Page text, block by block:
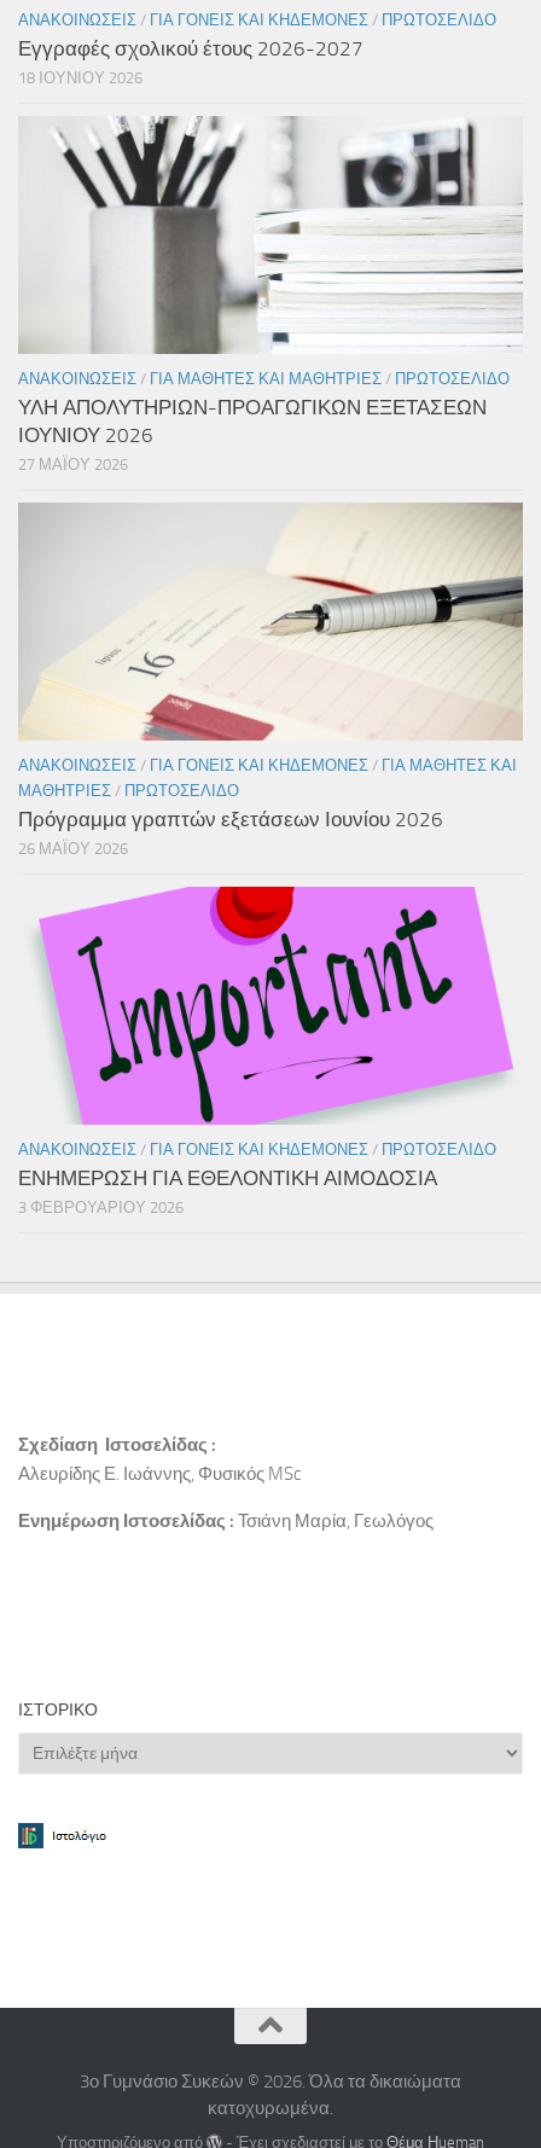
ΑΝΑΚΟΙΝΏΣΕΙΣ / ΓΙΑ ΓΟΝΕΊΣ ΚΑΙ ΚΗΔΕΜΌΝΕΣ / ΠΡΩΤΟΣΈΛΙΔΟ
Εγγραφές σχολικού έτους 2026-2027
18 ΙΟΥΝΊΟΥ 2026
ΑΝΑΚΟΙΝΏΣΕΙΣ / ΓΙΑ ΜΑΘΗΤΈΣ ΚΑΙ ΜΑΘΉΤΡΙΕΣ / ΠΡΩΤΟΣΈΛΙΔΟ
ΥΛΗ ΑΠΟΛΥΤΗΡΙΩΝ-ΠΡΟΑΓΩΓΙΚΩΝ ΕΞΕΤΑΣΕΩΝ
ΙΟΥΝΙΟΥ 2026
27 ΜΑΪ́ΟΥ 2026
ΑΝΑΚΟΙΝΏΣΕΙΣ / ΓΙΑ ΓΟΝΕΊΣ ΚΑΙ ΚΗΔΕΜΌΝΕΣ / ΓΙΑ ΜΑΘΗΤΈΣ ΚΑΙ
ΜΑΘΉΤΡΙΕΣ / ΠΡΩΤΟΣΈΛΙΔΟ
Πρόγραμμα γραπτών εξετάσεων Ιουνίου 2026
26 ΜΑΪ́ΟΥ 2026
ΑΝΑΚΟΙΝΏΣΕΙΣ / ΓΙΑ ΓΟΝΕΊΣ ΚΑΙ ΚΗΔΕΜΌΝΕΣ / ΠΡΩΤΟΣΈΛΙΔΟ
ΕΝΗΜΕΡΩΣΗ ΓΙΑ ΕΘΕΛΟΝΤΙΚΗ ΑΙΜΟΔΟΣΙΑ
3 ΦΕΒΡΟΥΑΡΊΟΥ 2026
Σχεδίαση Ιστοσελίδας :
Αλευρίδης Ε. Ιωάννης, Φυσικός MSc
Ενημέρωση Ιστοσελίδας : Τσιάνη Μαρία, Γεωλόγος
ΙΣΤΟΡΙΚΌ
Ιστορικό
3ο Γυμνάσιο Συκεών © 2026. Όλα τα δικαιώματα
κατοχυρωμένα.
Υποστηριζόμενο από - Έχει σχεδιαστεί με τοΘέμα Ηueman